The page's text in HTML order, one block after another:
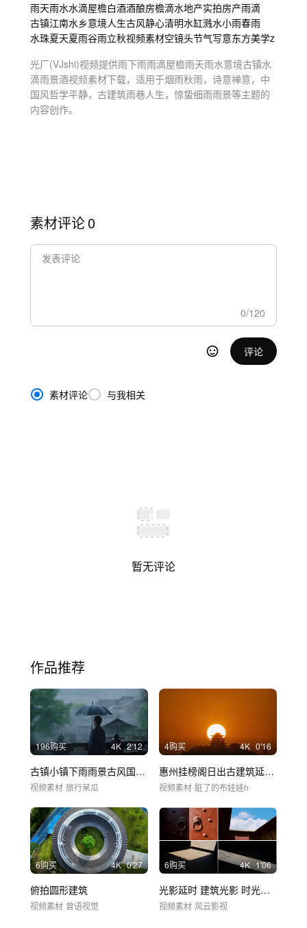
雨天雨水水滴屋檐白酒酒酿房檐滴水地产实拍房产雨滴
古镇江南水乡意境人生古风静心清明水缸溅水小雨春雨
水珠夏天夏雨谷雨立秋视频素材空镜头节气写意东方美学z
光厂(VJshi)视频提供雨下雨雨滴屋檐雨天雨水意境古镇水
滴雨景酒视频素材下载，适用于烟雨秋雨，诗意禅意，中
国风哲学平静，古建筑雨巷人生，惊蛰细雨雨景等主题的
内容创作。
素材评论0
0/120
评论
素材评论 与我相关
暂无评论
作品推荐
196购买 4K 2'12
古镇小镇下雨雨景古风国风屋檐雨天民国江南
视频素材 旅行呆瓜
4购买 4K 0'16
惠州挂榜阁日出古建筑延时摄影
视频素材 脏了的布娃娃h
6购买 4K 0'27
俯拍圆形建筑
视频素材 曾语视觉
6购买 4K 1'06
光影延时 建筑光影 时光流逝
视频素材 风云影视